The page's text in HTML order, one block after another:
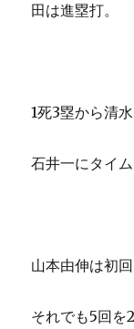
田は進塁打。
1死3塁から清
石井一にタイ
山本由伸は初
それでも5回を